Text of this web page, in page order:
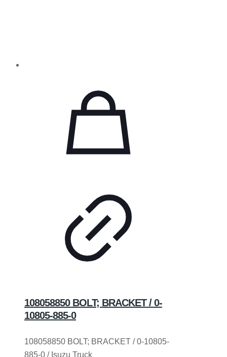
108058850 BOLT; BRACKET / 0-
10805-885-0
108058850 BOLT; BRACKET / 0-10805-
885-0 / Isuzu Truck